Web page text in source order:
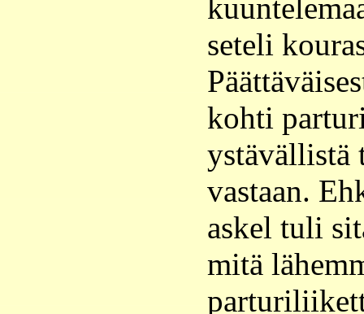
seteli
kohti
ystävällistä
vastaan.
askel tuli
mitä